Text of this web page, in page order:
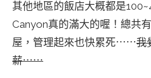
其他地區的飯店大概都是
Canyon真的滿大的喔！總共
屋，管理起來也快累死⋯⋯我
薪⋯⋯